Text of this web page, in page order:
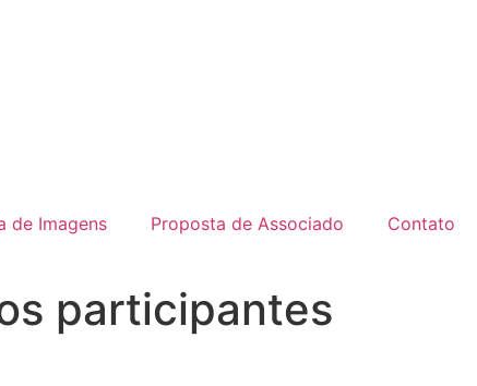
de Imagens Proposta de Associado Contato
participantes